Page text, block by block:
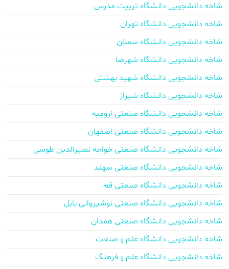
شاخه دانشجویی دانشگاه تربیت مدرس
شاخه دانشجویی دانشگاه تهران
شاخه دانشجویی دانشگاه سمنان
شاخه دانشجویی دانشگاه شهرضا
شاخه دانشجویی دانشگاه شهید بهشتی
شاخه دانشجویی دانشگاه شیراز
شاخه دانشجویی دانشگاه صنعتی ارومیه
شاخه دانشجویی دانشگاه صنعتی اصفهان
شاخه دانشجویی دانشگاه صنعتی خواجه نصیرالدین طوسی
شاخه دانشجویی دانشگاه صنعتی سهند
شاخه دانشجویی دانشگاه صنعتی قم
شاخه دانشجویی دانشگاه صنعتی نوشیروانی بابل
شاخه دانشجویی دانشگاه صنعتی همدان
شاخه دانشجویی دانشگاه علم و صنعت
شاخه دانشجویی دانشگاه علم و فرهنگ